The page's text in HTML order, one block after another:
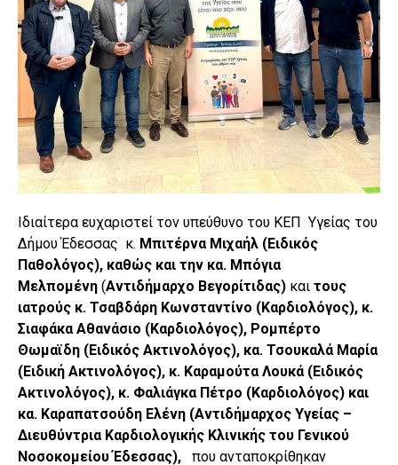
Ιδιαίτερα ευχαριστεί τον υπεύθυνο του ΚΕΠ Υγείας του
Δήμου Έδεσσας κ. Μπιτέρνα Μιχαήλ (Ειδικός
Παθολόγος), καθώς και την κα. Μπόγια
Μελπομένη (Αντιδήμαρχο Βεγορίτιδας) και τους
ιατρούς κ. Τσαβδάρη Κωνσταντίνο (Καρδιολόγος), κ.
Σιαφάκα Αθανάσιο (Καρδιολόγος), Ρομπέρτο
Θωμαϊδη (Ειδικός Ακτινολόγος), κα. Τσουκαλά Μαρία
(Ειδική Ακτινολόγος), κ. Καραμούτα Λουκά (Ειδικός
Ακτινολόγος), κ. Φαλιάγκα Πέτρο (Καρδιολόγος) και
κα. Καραπατσούδη Ελένη (Αντιδήμαρχος Υγείας –
Διευθύντρια Καρδιολογικής Κλινικής του Γενικού
Νοσοκομείου Έδεσσας), που ανταποκρίθηκαν